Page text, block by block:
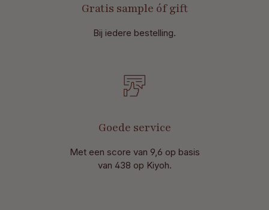
Gratis sample óf gift
Bij iedere bestelling.
Goede service
Met een score van 9,6 op basis
van 438 op Kiyoh.